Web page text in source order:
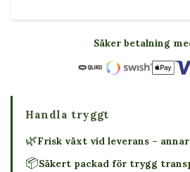
Säker betalning
Handla tryggt
🌿Frisk växt vid leverans –
📦Säkert packad för trygg